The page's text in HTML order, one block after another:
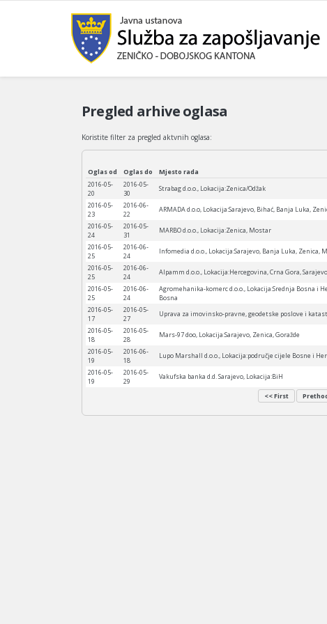
Pregled arhive oglasa
Koristite filter za pregled aktvnih oglasa:
Oglas od Oglas do Mjesto rada
2016-05-
20
2016-05-
30
Strabag d.o.o., Lokacija:Zenica/Odžak
2016-05-
23
2016-06-
22
ARMADA d.o.o, Lokacija:Sarajevo, Bihać, Banja Luka,
2016-05-
24
2016-05-
31
MARBO d.o.o., Lokacija:Zenica, Mostar
2016-05-
25
2016-06-
24
Infomedia d.o.o., Lokacija:Sarajevo, Banja Luka, Zenica,
2016-05-
25
2016-06-
24
Alpamm d.o.o., Lokacija:Hercegovina, Crna Gora,
2016-05-
25
2016-06-
24
Agromehanika-komerc d.o.o., Lokacija:Srednja Bosna i
Bosna
2016-05-
17
2016-05-
27
Uprava za imovinsko-pravne, geodetske poslove i
2016-05-
18
2016-05-
28
Mars-97 doo, Lokacija:Sarajevo, Zenica, Goražde
2016-05-
19
2016-06-
18
Lupo Marshall d.o.o., Lokacija:područje cijele Bosne i
2016-05-
19
2016-05-
29
Vakufska banka d.d. Sarajevo, Lokacija:BiH
<< First